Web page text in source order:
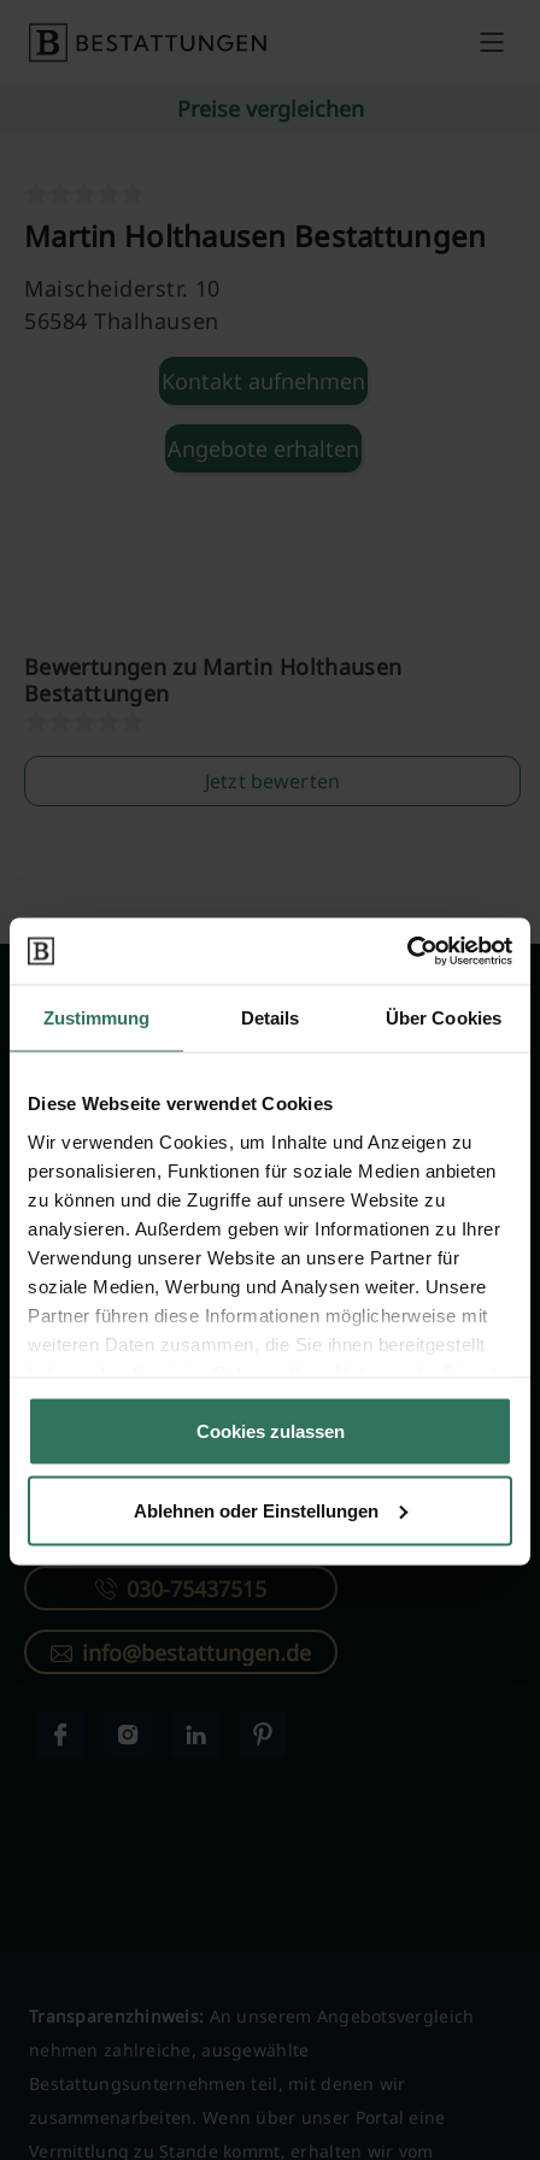
Zustimmung Details Über Cookies
Diese Webseite verwendet Cookies
Wir verwenden Cookies, um Inhalte und Anzeigen zu
personalisieren, Funktionen für soziale Medien anbieten
zu können und die Zugriffe auf unsere Website zu
analysieren. Außerdem geben wir Informationen zu Ihrer
Verwendung unserer Website an unsere Partner für
soziale Medien, Werbung und Analysen weiter. Unsere
Partner führen diese Informationen möglicherweise mit
weiteren Daten zusammen, die Sie ihnen bereitgestellt
gesammelt haben.
Cookies zulassen
Ablehnen oder Einstellungen
Preise vergleichen
Martin Holthausen Bestattungen
Maischeiderstr. 10
56584 Thalhausen
Kontakt aufnehmen
Angebote erhalten
Bewertungen zu Martin Holthausen
Bestattungen
Jetzt bewerten
Wir sind Ihr Ansprechpartner rund
um das Thema Bestattung &
Jetzt beraten lassen
FÜR SIE
Vergleich
FÜR BESTATTER
Online-Portal
030-75437515
info@bestattungen.de
Transparenzhinweis: An unserem Angebotsvergleich
nehmen zahlreiche, ausgewählte
Bestattungsunternehmen teil, mit denen wir
zusammenarbeiten. Wenn über unser Portal eine
Vermittlung zu Stande kommt, erhalten wir vom